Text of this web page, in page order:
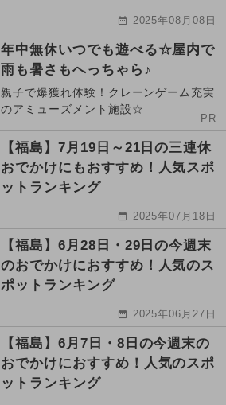
2025年08月08日
年中無休いつでも遊べる☆屋内で
雨も暑さもへっちゃら♪
親子で爆獲れ体験！クレーンゲーム充実
のアミューズメント施設☆
PR
【福島】7月19日～21日の三連休
おでかけにもおすすめ！人気スポ
ットランキング
2025年07月18日
【福島】6月28日・29日の今週末
のおでかけにおすすめ！人気のス
ポットランキング
2025年06月27日
【福島】6月7日・8日の今週末の
おでかけにおすすめ！人気のスポ
ットランキング